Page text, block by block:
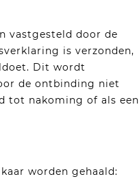
vastgesteld door de
is verzonden,
Dit wordt
de ontbinding niet
tot nakoming of als een
worden gehaald: